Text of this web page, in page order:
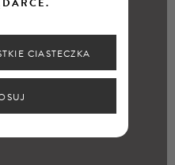
CIASTECZKA